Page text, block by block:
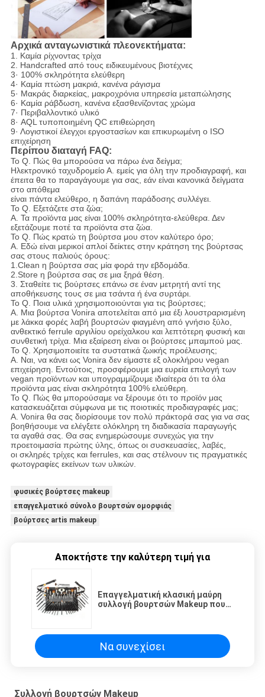
Αρχικά ανταγωνιστικά πλεονεκτήματα:
1. Καμία ρίχνοντας τρίχα
2. Handcrafted από τους ειδικευμένους βιοτέχνες
3· 100% σκληρότητα ελεύθερη
4· Καμία πτώση μακριά, κανένα ράγισμα
5· Μακράς διαρκείας, μακροχρόνια υπηρεσία μεταπώλησης
6· Καμία ράβδωση, κανένα εξασθενίζοντας χρώμα
7· Περιβαλλοντικό υλικό
8· AQL τυποποιημένη QC επιθεώρηση
9· Λογιστικοί έλεγχοι εργοστασίων και επικυρωμένη ο ISO
επιχείρηση
Περίπου διαταγή FAQ:
Το Q. Πώς θα μπορούσα να πάρω ένα δείγμα;
Ηλεκτρονικό ταχυδρομείο Α. εμείς για όλη την προδιαγραφή, και
έπειτα θα το παραγάγουμε για σας, εάν είναι κανονικά δείγματα
στο απόθεμα
είναι πάντα ελεύθερο, η δαπάνη παράδοσης συλλέγει.
Το Q. Εξετάζετε στα ζώα;
Α. Τα προϊόντα μας είναι 100% σκληρότητα-ελεύθερα. Δεν
εξετάζουμε ποτέ τα προϊόντα στα ζώα.
Το Q. Πώς κρατώ τη βούρτσα μου στον καλύτερο όρο;
Α. Εδώ είναι μερικοί απλοί δείκτες στην κράτηση της βούρτσας
σας στους παλιούς όρους:
1.Clean η βούρτσα σας μία φορά την εβδομάδα.
2.Store η βούρτσα σας σε μια ξηρά θέση.
3. Σταθείτε τις βούρτσες επάνω σε έναν μετρητή αντί της
αποθήκευσης τους σε μια τσάντα ή ένα συρτάρι.
Το Q. Ποια υλικά χρησιμοποιούνται για τις βούρτσες;
Α. Μια βούρτσα Vonira αποτελείται από μια έξι λουστραρισμένη
με λάκκα φορές λαβή βουρτσών φιαγμένη από γνήσιο ξύλο,
ανθεκτικό ferrule αργιλίου ορείχαλκου και λεπτότερη φυσική και
συνθετική τρίχα. Μια εξαίρεση είναι οι βούρτσες μπαμπού μας.
Το Q. Χρησιμοποιείτε τα συστατικά ζωικής προέλευσης;
Α. Ναι, να κάνει ως Vonira δεν είμαστε εξ ολοκλήρου vegan
επιχείρηση. Εντούτοις, προσφέρουμε μια ευρεία επιλογή των
vegan προϊόντων και υπογραμμίζουμε ιδιαίτερα ότι τα όλα
προϊόντα μας είναι σκληρότητα 100% ελεύθερη.
Το Q. Πώς θα μπορούσαμε να ξέρουμε ότι το προϊόν μας
κατασκευάζεται σύμφωνα με τις ποιοτικές προδιαγραφές μας;
Α. Vonira θα σας διορίσουμε τον πολύ πράκτορά σας για να σας
βοηθήσουμε να ελέγξετε ολόκληρη τη διαδικασία παραγωγής
τα αγαθά σας. Θα σας ενημερώσουμε συνεχώς για την
προετοιμασία πρώτης ύλης, όπως οι συσκευασίες, λαβές,
οι σκληρές τρίχες και ferrules, και σας στέλνουν τις πραγματικές
φωτογραφίες εκείνων των υλικών.
φυσικές βούρτσες makeup
επαγγελματικό σύνολο βουρτσών ομορφιάς
βούρτσες artis makeup
Αποκτήστε την καλύτερη τιμή για
Επαγγελματική κλασική μαύρη
συλλογή βουρτσών Makeup που
Να συνεχίσει
Συλλογή βουρτσών Makeup